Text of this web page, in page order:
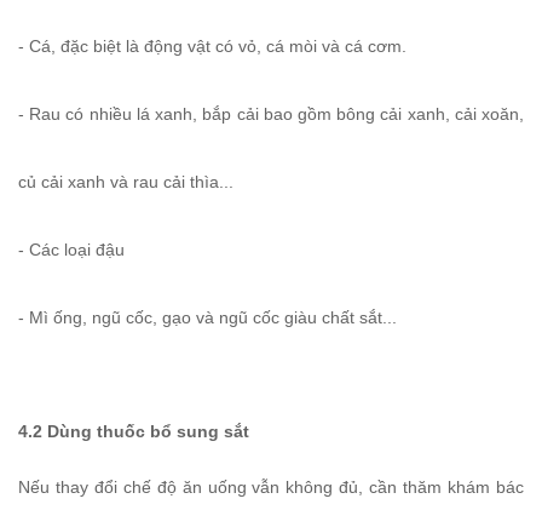
- Cá, đặc biệt là động vật có vỏ, cá mòi và cá cơm.
- Rau có nhiều lá xanh, bắp cải bao gồm bông cải xanh, cải xoăn,
củ cải xanh và rau cải thìa...
- Các loại đậu
- Mì ống, ngũ cốc, gạo và ngũ cốc giàu chất sắt...
4.2 Dùng thuốc bổ sung sắt
Nếu thay đổi chế độ ăn uống vẫn không đủ, cần thăm khám bác